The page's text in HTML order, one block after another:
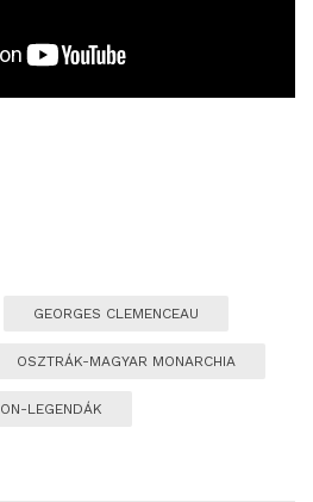
GEORGES CLEMENCEAU
OSZTRÁK-MAGYAR MONARCHIA
LEGENDÁK